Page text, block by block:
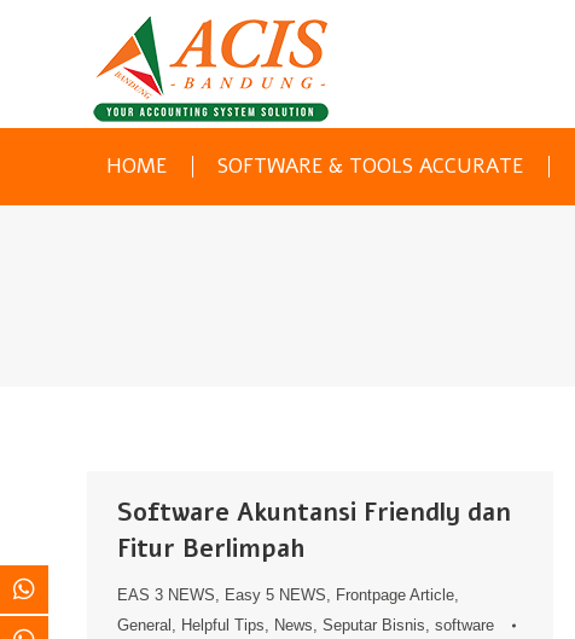
HOME SOFTWARE & TOOLS ACCURATE
Software Akuntansi Friendly dan
Fitur Berlimpah
EAS 3 NEWS, Easy 5 NEWS, Frontpage Article,
General , Helpful Tips, News, Seputar Bisnis, software